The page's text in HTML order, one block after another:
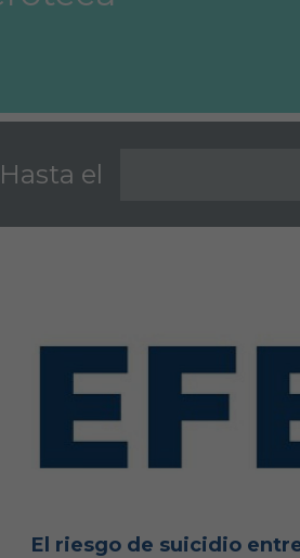
Hasta el
El riesgo de suicidio